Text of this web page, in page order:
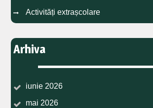
Activități extrașcolare
Arhiva
iunie 2026
mai 2026